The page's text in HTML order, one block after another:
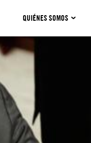
QUIÉNES SOMOS